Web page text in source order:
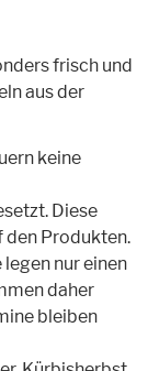
frisch und
aus der
keine
Diese
den Produkten.
nur einen
daher
bleiben